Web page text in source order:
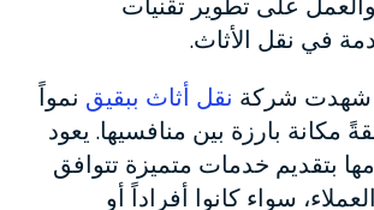
في نقل الأثاث.
شهدت شركة نقل أثاث ببقيق نمواً
مكانة بارزة بين منافسيها. يعود
بتقديم خدمات متميزة تتوافق
سواء كانوا أفراداً أو